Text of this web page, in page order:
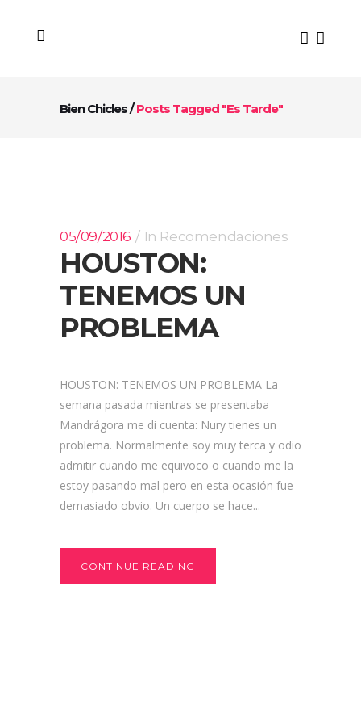
Bien Chicles/Posts Tagged "es Tarde"
05/09/2016 In Recomendaciones
HOUSTON:
TENEMOS UN
PROBLEMA
HOUSTON: TENEMOS UN PROBLEMA La
semana pasada mientras se presentaba
Mandrágora me di cuenta: Nury tienes un
problema. Normalmente soy muy terca y odio
admitir cuando me equivoco o cuando me la
estoy pasando mal pero en esta ocasión fue
demasiado obvio. Un cuerpo se hace...
CONTINUE READING